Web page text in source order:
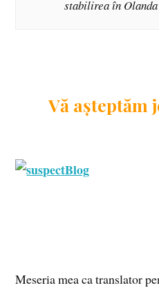
stabilirea în
Vă așteptăm
Meseria mea ca translator